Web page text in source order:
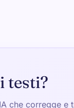
testi?
che corregge e